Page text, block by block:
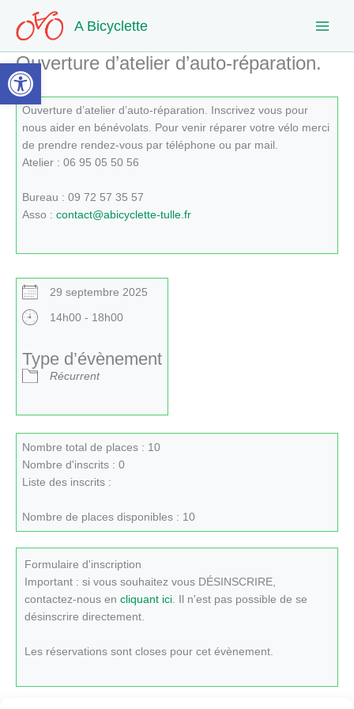
Ouvrir la barre d’outils
contenu
A Bicyclette
Ouverture d’atelier d’auto-réparation.
Ouverture d’atelier d’auto-réparation. Inscrivez vous pour
nous aider en bénévolats. Pour venir réparer votre vélo merci
de prendre rendez-vous par téléphone ou par mail.
Atelier : 06 95 05 50 56
Bureau : 09 72 57 35 57
Asso : contact@abicyclette-tulle.fr
29 septembre 2025
14h00 - 18h00
Type d’évènement
Récurrent
Nombre total de places : 10
Nombre d'inscrits : 0
Liste des inscrits :
Nombre de places disponibles : 10
Formulaire d'inscription
Important : si vous souhaitez vous DÉSINSCRIRE,
contactez-nous en cliquant ici. Il n'est pas possible de se
désinscrire directement.
Les réservations sont closes pour cet évènement.